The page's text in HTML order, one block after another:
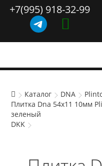
+7(995) 918-32-99
Каталог DNA
Плитка Dna 54x11 10мм
зеленый
DKK